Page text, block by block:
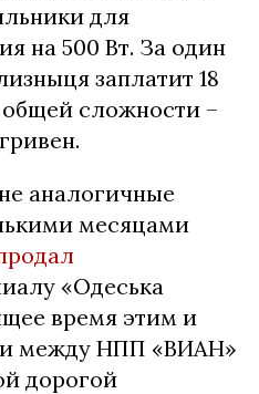
для
на 500 Вт. За один
заплатит 18
сложности –
аналогичные
месяцами
«Одеська
время этим и
между НПП «ВИАН»
дорогой